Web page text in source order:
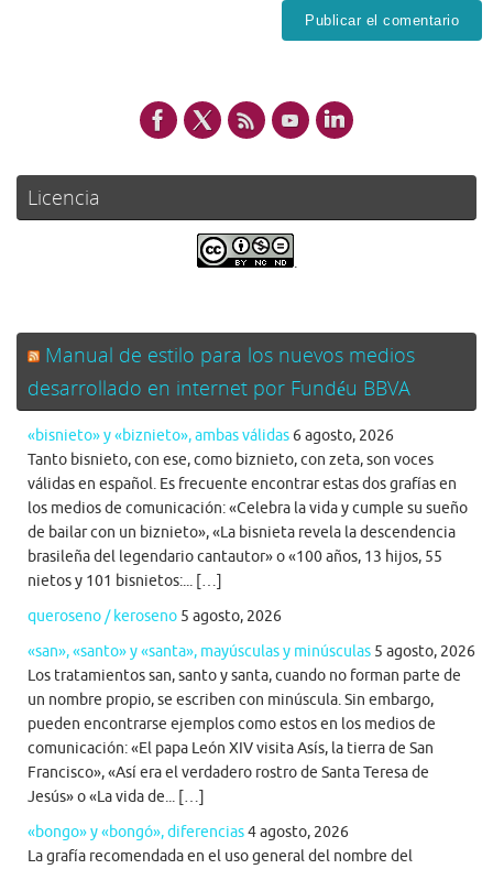
Licencia
.
Manual de estilo para los nuevos medios
desarrollado en internet por Fundéu BBVA
«bisnieto» y «biznieto», ambas válidas 6 agosto, 2026
Tanto bisnieto, con ese, como biznieto, con zeta, son voces
válidas en español. Es frecuente encontrar estas dos grafías en
los medios de comunicación: «Celebra la vida y cumple su sueño
de bailar con un biznieto», «La bisnieta revela la descendencia
brasileña del legendario cantautor» o «100 años, 13 hijos, 55
nietos y 101 bisnietos:... […]
queroseno / keroseno 5 agosto, 2026
«san», «santo» y «santa», mayúsculas y minúsculas 5 agosto, 2026
Los tratamientos san, santo y santa, cuando no forman parte de
un nombre propio, se escriben con minúscula. Sin embargo,
pueden encontrarse ejemplos como estos en los medios de
comunicación: «El papa León XIV visita Asís, la tierra de San
Francisco», «Así era el verdadero rostro de Santa Teresa de
Jesús» o «La vida de... […]
«bongo» y «bongó», diferencias4 agosto, 2026
La grafía recomendada en el uso general del nombre del